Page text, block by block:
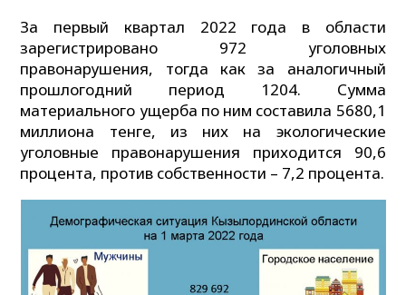
За первый квартал 2022 года в области
зарегистрировано 972 уголовных
правонарушения, тогда как за аналогичный
прошлогодний период 1204. Сумма
материального ущерба по ним составила 5680,1
миллиона тенге, из них на экологические
уголовные правонарушения приходится 90,6
процента, против собственности – 7,2 процента.